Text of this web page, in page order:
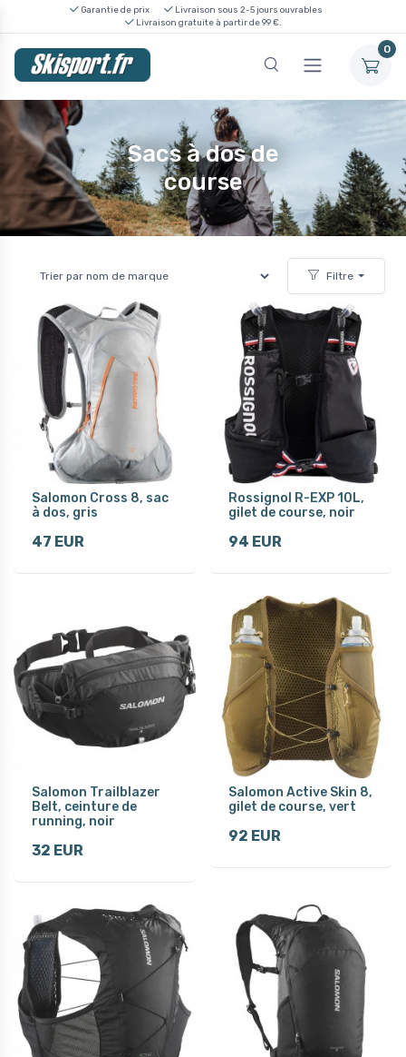
Garantie de prix
Livraison sous 2-5 jours ouvrables
Livraison gratuite à partir de 99 €.
0
Sacs à dos de
course
Filtre
Salomon Cross 8, sac
à dos, gris
47 EUR
Rossignol R-EXP 10L,
gilet de course, noir
94 EUR
Salomon Trailblazer
Belt, ceinture de
running, noir
32 EUR
Salomon Active Skin 8,
gilet de course, vert
92 EUR